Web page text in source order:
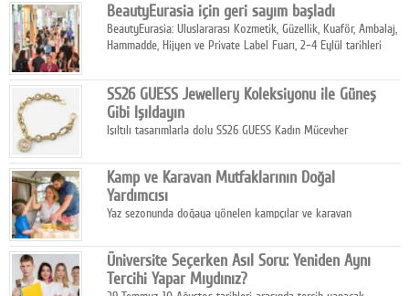
BeautyEurasia için geri sayım başladı
BeautyEurasia: Uluslararası Kozmetik, Güzellik, Kuaför, Ambalaj,
Hammadde, Hijyen ve Private Label Fuarı, 2–4 Eylül tarihleri
SS26 GUESS Jewellery Koleksiyonu ile Güneş
Gibi Işıldayın
Işıltılı tasarımlarla dolu SS26 GUESS Kadın Mücevher
dokunuşunu taşıyor.
Kamp ve Karavan Mutfaklarının Doğal
Yardımcısı
Yaz sezonunda doğaya yönelen kampçılar ve karavan
temizlik sağlayan, çevreye duyarlı bitkisel içerikli ürünleri tercih
ediyor.
Üniversite Seçerken Asıl Soru: Yeniden Aynı
Tercihi Yapar Mıydınız?